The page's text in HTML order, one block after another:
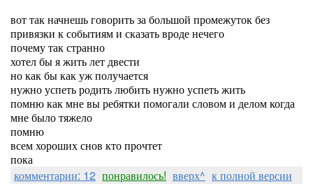
вот так начнешь говорить за большой промежуток без
привязки к событиям и сказать вроде нечего
почему так странно
хотел бы я жить лет двести
но как бы как уж получается
нужно успеть родить любить нужно успеть жить
помню как мне вы ребятки помогали словом и делом когда
мне было тяжело
помню
всем хороших снов кто прочтет
пока
комментарии: 12 понравилось! вверх^ к полной версии